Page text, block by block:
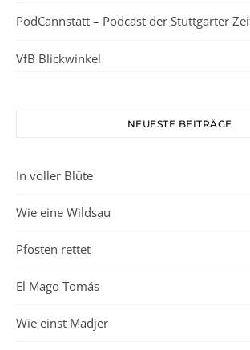
PodCannstatt – Podcast der Stuttgarter
VfB Blickwinkel
NEUESTE BEITRÄGE
In voller Blüte
Wie eine Wildsau
Pfosten rettet
El Mago Tomás
Wie einst Madjer